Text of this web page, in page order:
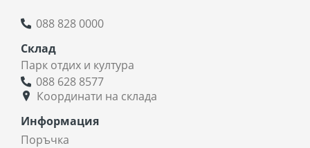
088 828 0000
Склад
Парк отдих и култура
088 628 8577
Координати на склада
Информация
Поръчка